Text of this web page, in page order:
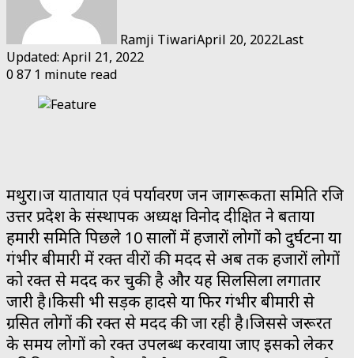
Ramji TiwariApril 20, 2022Last
Updated: April 21, 2022
087 1 minute read
मथुरा।ब्रज यातायात एवं पर्यावरण जन जागरूकता समिति रजि
उत्तर प्रदेश के संस्थापक अध्यक्ष विनोद दीक्षित ने बताया
हमारी समिति पिछले 10 सालों में हजारों लोगों को दुर्घटना या
गंभीर बीमारी में रक्त वीरों की मदद से अब तक हजारों लोगों
को रक्त से मदद कर चुकी है और यह सिलसिला लगातार
जारी है।किसी भी सड़क हादसे या फिर गंभीर बीमारी से
ग्रसित लोगों की रक्त से मदद की जा रही है।जिससे जरूरत
के समय लोगों को रक्त उपलब्ध करवाया जाए इसको लेकर